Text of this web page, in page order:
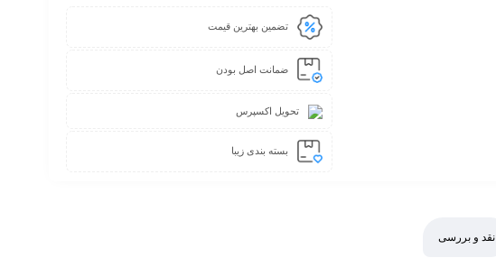
تضمین بهترین قیمت
ضمانت اصل بودن
تحویل اکسپرس
بسته بندی زیبا
نقد و بررسی